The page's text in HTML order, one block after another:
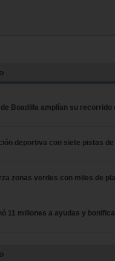
Boadilla amplían su recorrido
deportiva con siete pistas de
zonas verdes con miles de
11 millones a ayudas y